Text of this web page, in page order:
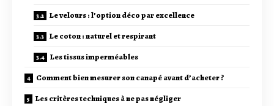
Le velours : l’option déco par excellence
Le coton : naturel et respirant
Les tissus imperméables
Comment bien mesurer son canapé avant d’acheter ?
Les critères techniques à ne pas négliger